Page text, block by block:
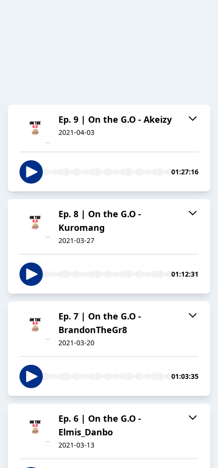
Ep. 9 | On the G.O - Akeizy
2021-04-03
01:27:16
Ep. 8 | On the G.O -
Kuromang
2021-03-27
01:12:31
Ep. 7 | On the G.O -
BrandonTheGr8
2021-03-20
01:03:35
Ep. 6 | On the G.O -
Elmis_Danbo
2021-03-13